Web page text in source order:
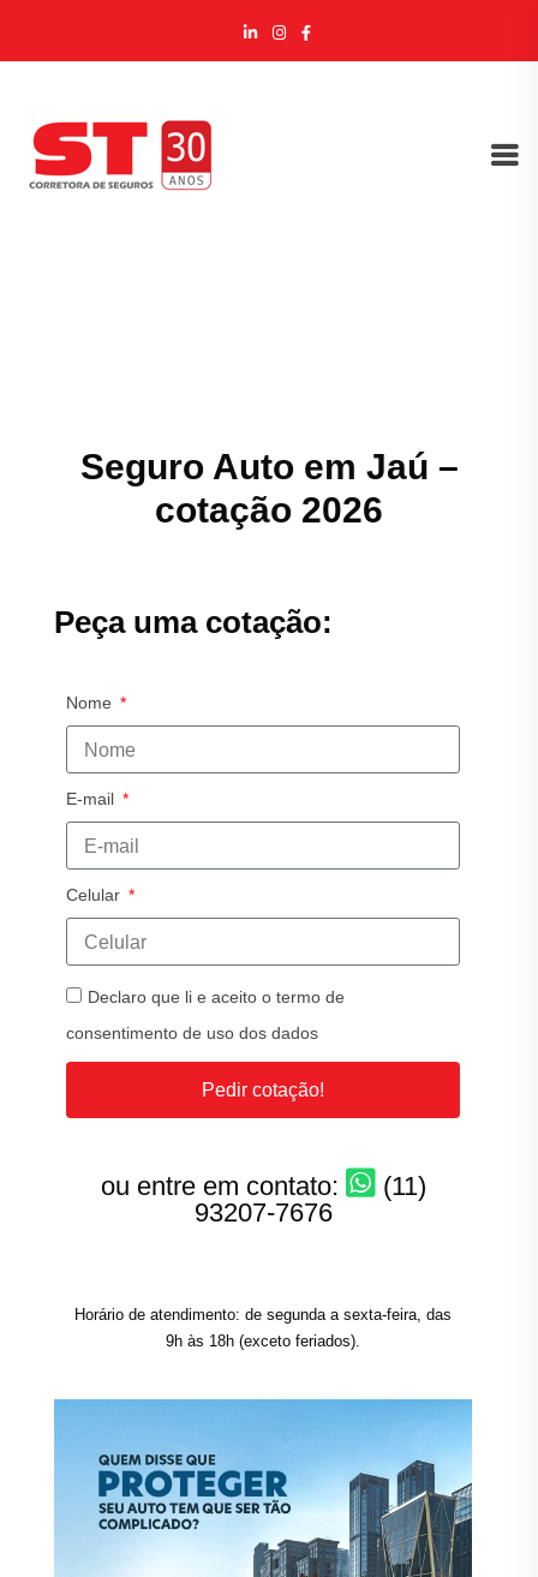
Seguro Auto em Jaú –
cotação 2026
Peça uma cotação:
Nome
E-mail
Celular
Declaro que li e aceito o termo de
consentimento de uso dos dados
Pedir cotação!
ou entre em contato:
(11)
93207-7676
Horário de atendimento: de segunda a sexta-feira, das
9h às 18h (exceto feriados).